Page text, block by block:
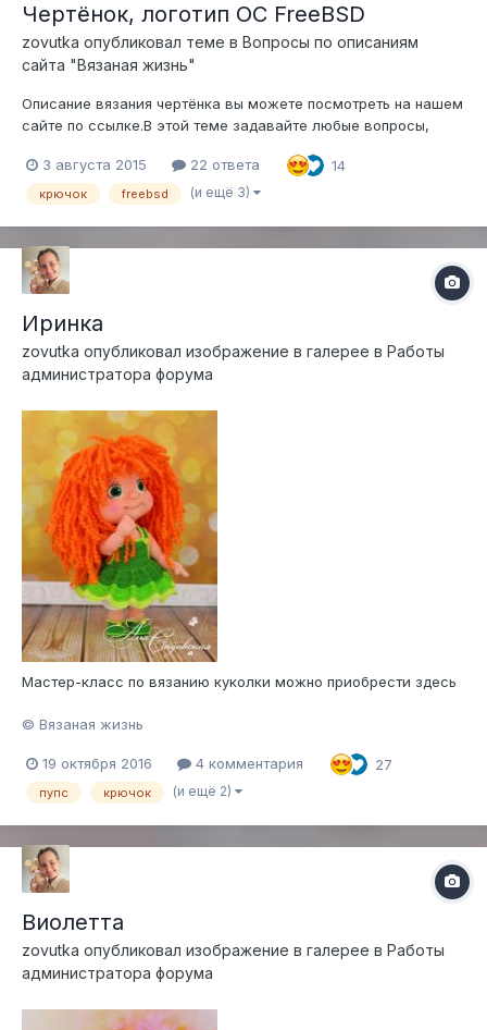
Чертёнок, логотип ОС FreeBSD
zovutka опубликовал теме в Вопросы по описаниям
сайта "Вязаная жизнь"
Описание вязания чертёнка вы можете посмотреть на нашем
сайте по ссылке.В этой теме задавайте любые вопросы,
3 августа 2015
22 ответа 14
крючок freebsd (и ещё 3)
Иринка
zovutka опубликовал изображение в галерее в Работы
администратора форума
Мастер-класс по вязанию куколки можно приобрести здесь
© Вязаная жизнь
19 октября 2016 4 комментария 27
пупс крючок (и ещё 2)
Виолетта
zovutka опубликовал изображение в галерее в Работы
администратора форума